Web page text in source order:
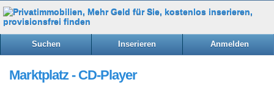
Suchen Inserieren Anmelden
Marktplatz - CD-Player